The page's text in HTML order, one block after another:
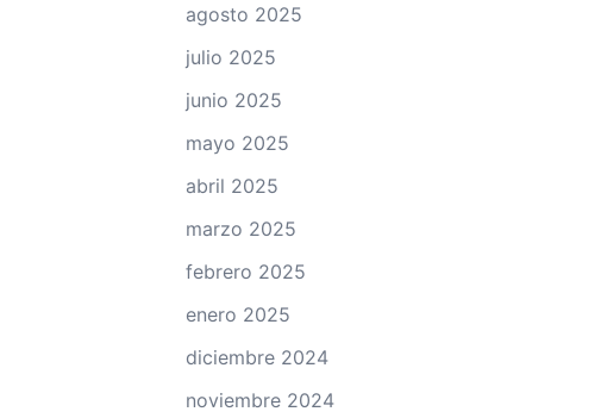
agosto 2025
julio 2025
junio 2025
mayo 2025
abril 2025
marzo 2025
febrero 2025
enero 2025
diciembre 2024
noviembre 2024